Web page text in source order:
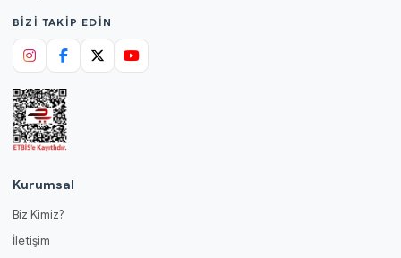
BIZI TAKIP EDIN
Kurumsal
Biz Kimiz?
İletişim